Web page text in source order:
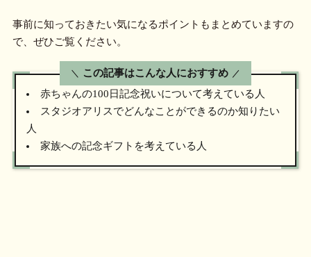
事前に知っておきたい気になるポイントもまとめていますの
で、ぜひご覧ください。
この記事はこんな人におすすめ
赤ちゃんの100日記念祝いについて考えている人
スタジオアリスでどんなことができるのか知りたい
人
家族への記念ギフトを考えている人